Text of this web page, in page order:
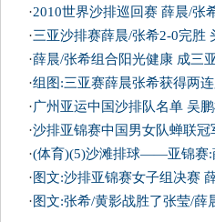
·2010世界沙排巡回赛 薛晨/张
·三亚沙排赛薛晨/张希2-0完胜
·薛晨/张希组合阳光健康 成三
·组图:三亚赛薛晨张希获得两
·广州亚运中国沙排队名单 吴
·沙排亚锦赛中国男女队蝉联冠
·(体育)(5)沙滩排球——亚锦赛:
· 图文:沙排亚锦赛女子组决赛
· 图文:张希/黄影战胜了张莹/薛